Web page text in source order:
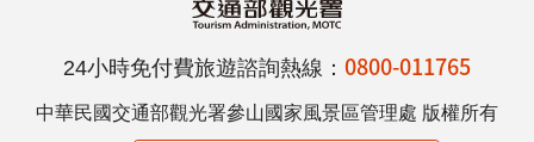
24小時免付費旅遊諮詢熱線： 0800-011765
中華民國交通部觀光署參山國家風景區管理處 版權所有